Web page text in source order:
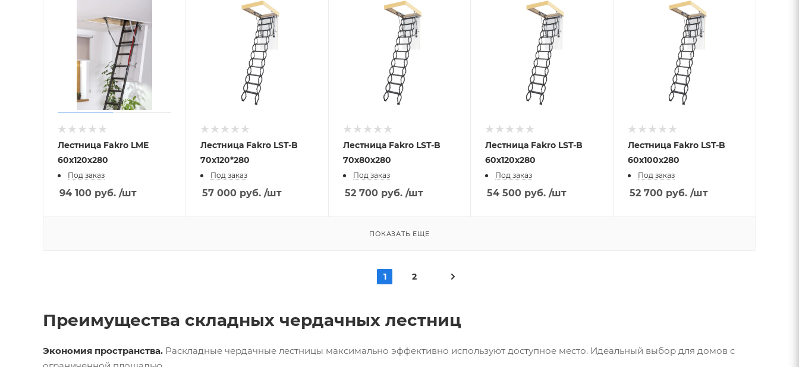
Лестница Fakro LME
60х120х280
Под заказ
94 100 руб. /шт
Лестница Fakro LST-B
70х120*280
Под заказ
57 000руб. /шт
Лестница Fakro LST-B
70х80х280
Под заказ
52 700руб. /шт
Лестница Fakro LST-B
60х120х280
Под заказ
54 500 руб. /шт
Лестница Fakro LST-B
60х100х280
Под заказ
52 700 руб. /шт
ПОКАЗАТЬ ЕЩЕ
1 2
Преимущества складных чердачных лестниц
Экономия пространства. Раскладные чердачные лестницы максимально эффективно используют доступное место. Идеальный выбор для домов с